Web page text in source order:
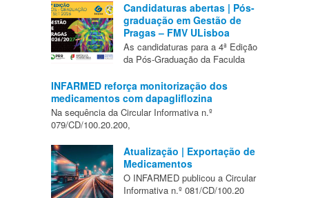
Candidaturas abertas | Pós-
graduação em Gestão de
Pragas – FMV ULisboa
As candidaturas para a 4ª Edição
da Pós-Graduação da Faculda
INFARMED reforça monitorização dos
medicamentos com dapagliflozina
Na sequência da Circular Informativa n.º
079/CD/100.20.200,
Atualização | Exportação de
Medicamentos
O INFARMED publicou a Circular
Informativa n.º 081/CD/100.20